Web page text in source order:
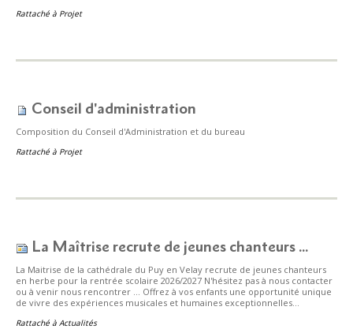
Rattaché à Projet
Conseil d'administration
Composition du Conseil d'Administration et du bureau
Rattaché à Projet
La Maîtrise recrute de jeunes chanteurs ...
La Maitrise de la cathédrale du Puy en Velay recrute de jeunes chanteurs
en herbe pour la rentrée scolaire 2026/2027 N'hésitez pas à nous contacter
ou à venir nous rencontrer ... Offrez à vos enfants une opportunité unique
de vivre des expériences musicales et humaines exceptionnelles...
Rattaché à Actualités